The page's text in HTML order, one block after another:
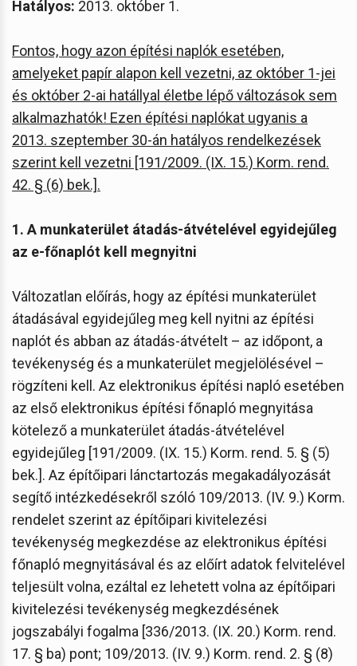
Hatályos: 2013. október 1.
Fontos, hogy azon építési naplók esetében,
amelyeket papír alapon kell vezetni, az október 1-jei
és október 2-ai hatállyal életbe lépő változások sem
alkalmazhatók! Ezen építési naplókat ugyanis a
2013. szeptember 30-án hatályos rendelkezések
szerint kell vezetni [191/2009. (IX. 15.) Korm. rend.
42. § (6) bek.].
1. A munkaterület átadás-átvételével egyidejűleg
az e-főnaplót kell megnyitni
Változatlan előírás, hogy az építési munkaterület
átadásával egyidejűleg meg kell nyitni az építési
naplót és abban az átadás-átvételt – az időpont, a
tevékenység és a munkaterület megjelölésével –
rögzíteni kell. Az elektronikus építési napló esetében
az első elektronikus építési főnapló megnyitása
kötelező a munkaterület átadás-átvételével
egyidejűleg [191/2009. (IX. 15.) Korm. rend. 5. § (5)
bek.]. Az építőipari lánctartozás megakadályozását
segítő intézkedésekről szóló 109/2013. (IV. 9.) Korm.
rendelet szerint az építőipari kivitelezési
tevékenység megkezdése az elektronikus építési
főnapló megnyitásával és az előírt adatok felvitelével
teljesült volna, ezáltal ez lehetett volna az építőipari
kivitelezési tevékenység megkezdésének
jogszabályi fogalma [336/2013. (IX. 20.) Korm. rend.
17. § ba) pont; 109/2013. (IV. 9.) Korm. rend. 2. § (8)